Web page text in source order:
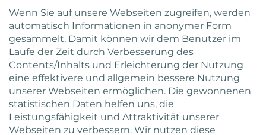
Wenn Sie auf unsere Webseiten zugreifen, werden
automatisch Informationen in anonymer Form
gesammelt. Damit können wir dem Benutzer im
Laufe der Zeit durch Verbesserung des
Contents/Inhalts und Erleichterung der Nutzung
eine effektivere und allgemein bessere Nutzung
unserer Webseiten ermöglichen. Die gewonnenen
statistischen Daten helfen uns, die
Leistungsfähigkeit und Attraktivität unserer
Webseiten zu verbessern. Wir nutzen diese